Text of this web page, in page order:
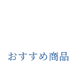
おすすめ商品